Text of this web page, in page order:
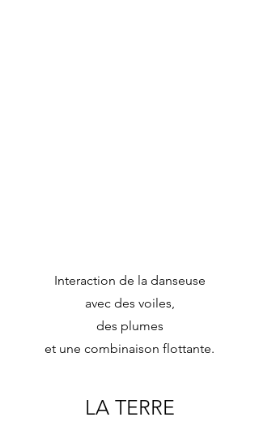
Interaction de la danseuse
avec des voiles,
des plumes
et une combinaison flottante.
LA TERRE